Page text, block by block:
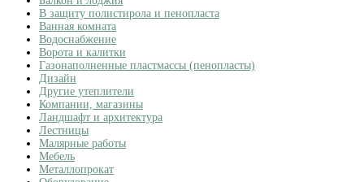
В защиту полистирола и пенопласта
Ванная комната
Водоснабжение
Ворота и калитки
Газонаполненные пластмассы (пенопласты)
Дизайн
Другие утеплители
Компании, магазины
Ландшафт и архитектура
Лестницы
Малярные работы
Мебель
Металлопрокат